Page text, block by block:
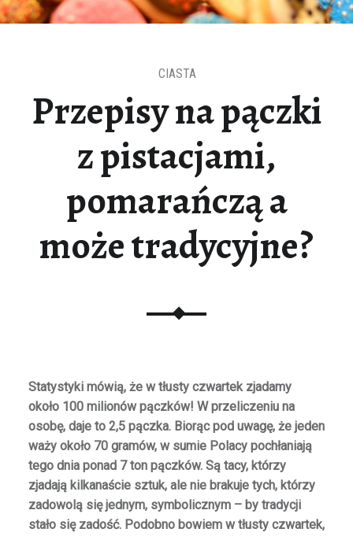
Przepisy na pączki
z pistacjami,
pomarańczą a
może tradycyjne?
CIASTA
Statystyki mówią, że w tłusty czwartek zjadamy
około 100 milionów pączków! W przeliczeniu na
osobę, daje to 2,5 pączka. Biorąc pod uwagę, że jeden
waży około 70 gramów, w sumie Polacy pochłaniają
tego dnia ponad 7 ton pączków. Są tacy, którzy
zjadają kilkanaście sztuk, ale nie brakuje tych, którzy
zadowolą się jednym, symbolicznym – by tradycji
stało się zadość. Podobno bowiem w tłusty czwartek,